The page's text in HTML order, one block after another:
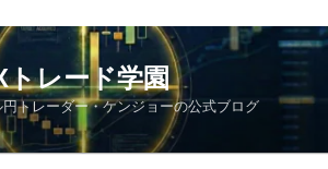
トレード学園
円トレーダー・ケンジョーの公式ブログ